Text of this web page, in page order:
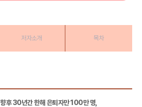
저자소개 목차
후 30년간 한해 은퇴자만 100만 명,